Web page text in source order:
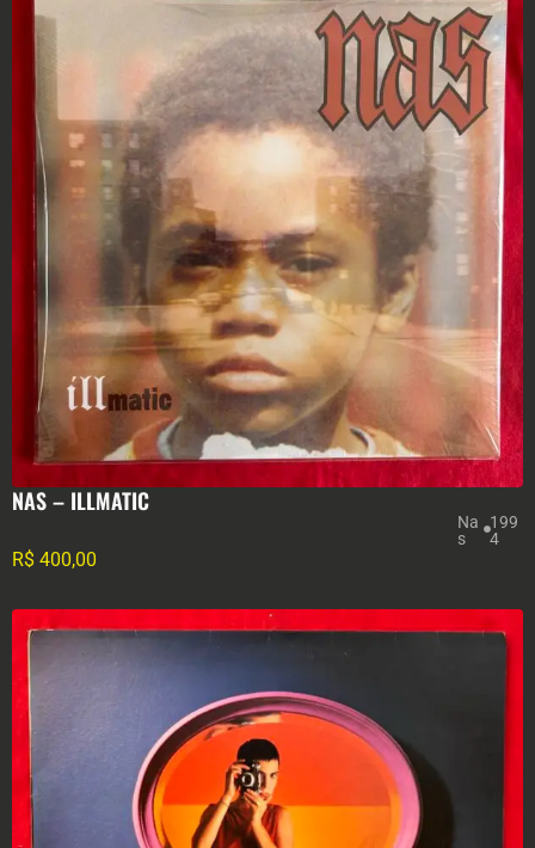
NAS – ILLMATIC
Na
s
199
4
R$ 400,00